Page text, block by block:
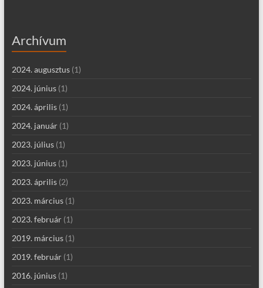
Archívum
2024. augusztus(1)
2024. június(1)
2024. április(1)
2024. január(1)
2023. július(1)
2023. június(1)
2023. április(2)
2023. március(1)
2023. február(1)
2019. március(1)
2019. február(1)
2016. június(1)